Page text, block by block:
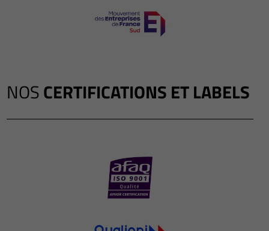
NOSCERTIFICATIONS ET LABELS